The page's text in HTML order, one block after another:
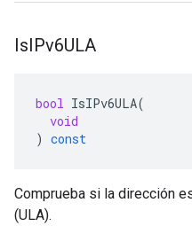
IsIPv6ULA
bool IsIPv6ULA(
void
) const
Comprueba si la dirección
(ULA).